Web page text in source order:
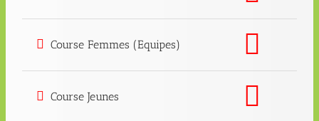
Course Femmes (Equipes)
Course Jeunes